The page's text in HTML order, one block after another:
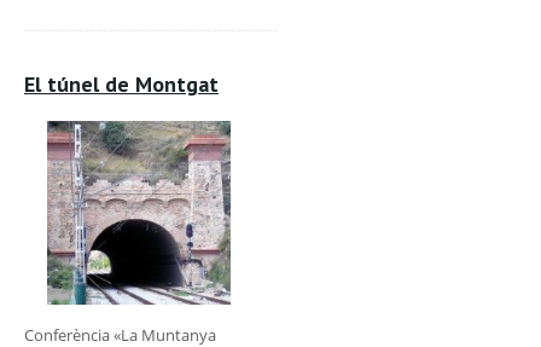
El túnel de Montgat
Conferència «La Muntanya